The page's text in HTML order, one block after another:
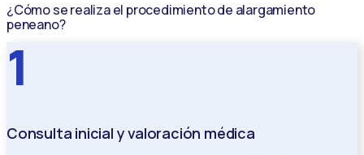
¿Cómo se realiza el procedimiento de alargamiento
peneano?
1
Consulta inicial y valoración médica